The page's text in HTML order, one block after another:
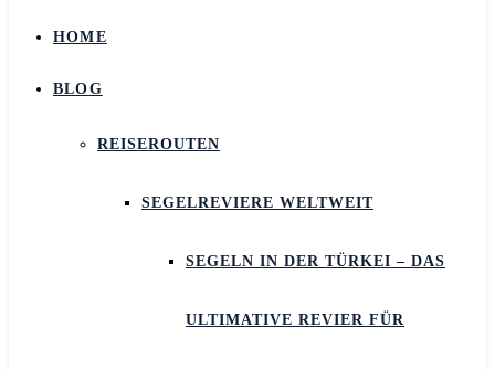
HOME
BLOG
REISEROUTEN
SEGELREVIERE WELTWEIT
SEGELN IN DER TÜRKEI – DAS
ULTIMATIVE REVIER FÜR